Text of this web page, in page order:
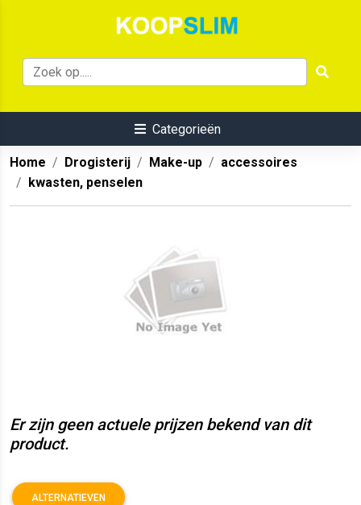
Categorieën
Home Drogisterij Make-up
accessoires
kwasten, penselen
Er zijn geen actuele prijzen bekend van dit
product.
ALTERNATIEVEN